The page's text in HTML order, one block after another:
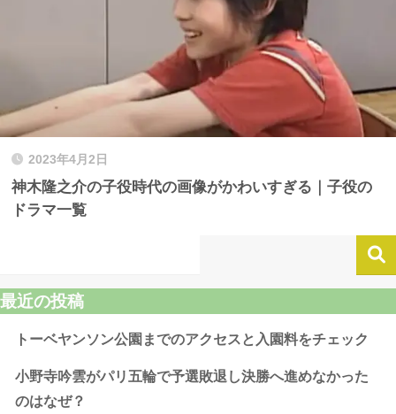
2023年4月2日
神木隆之介の子役時代の画像がかわいすぎる｜子役の
ドラマ一覧
最近の投稿
トーベヤンソン公園までのアクセスと入園料をチェック
小野寺吟雲がパリ五輪で予選敗退し決勝へ進めなかった
のはなぜ？